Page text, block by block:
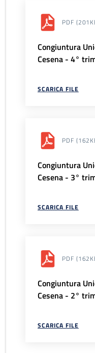
PDF
Congiuntura
Cesena - 4°
SCARICA FILE
PDF
Congiuntura
Cesena - 3°
SCARICA FILE
PDF
Congiuntura
Cesena - 2°
SCARICA FILE